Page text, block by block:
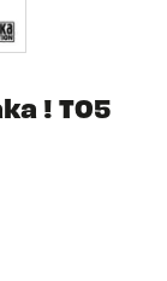
! T05